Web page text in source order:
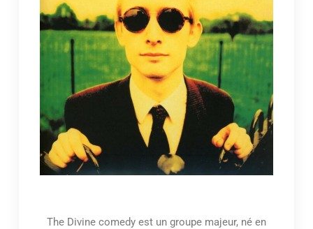
The Divine comedy est un groupe majeur, né en